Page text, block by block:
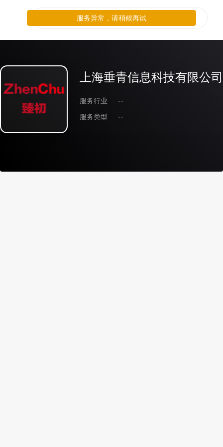
上海垂青信息科技有限公司
服务行业
--
服务类型
--
服务异常，请稍候再试